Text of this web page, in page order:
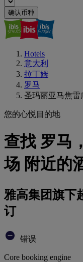
确认币种
Hotels
意大利
拉丁姆
罗马
圣玛丽亚马焦雷
您的心悦目的地
查找 罗马
场 附近的
雅高集团旗下
订
错误
Core booking engine